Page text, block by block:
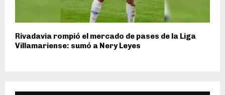
Rivadavia rompió el mercado de pases de la Liga
Villamariense: sumó a Nery Leyes